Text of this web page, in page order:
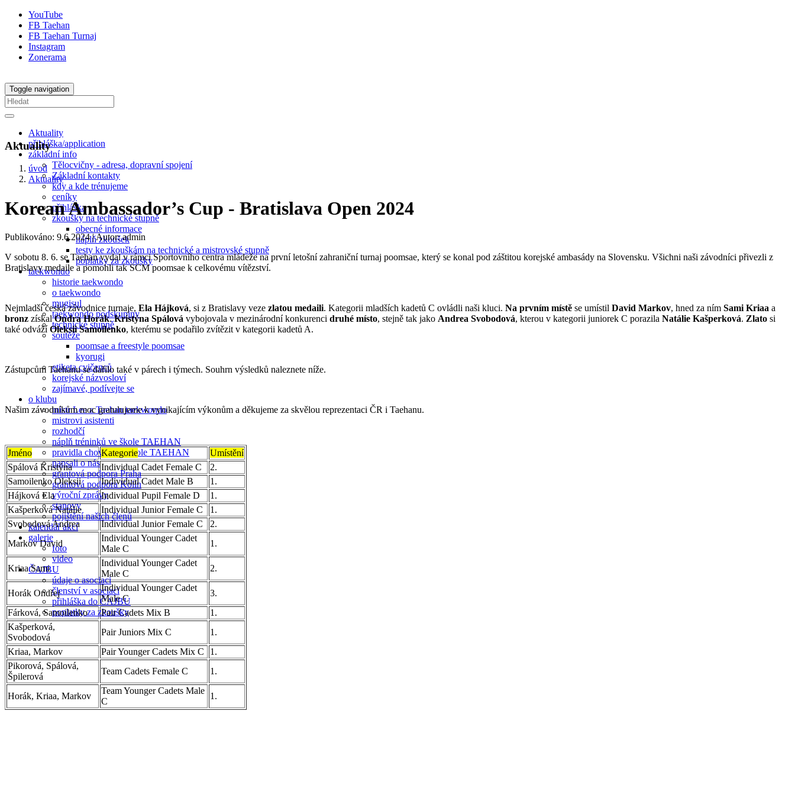
YouTube
FB Taehan
FB Taehan Turnaj
Instagram
Zonerama
Toggle navigation
Aktuality
přihláška/application
základní info
Tělocvičny - adresa, dopravní spojení
Základní kontakty
kdy a kde trénujeme
ceníky
přihláška
zkoušky na technické stupně
obecné informace
náplň zkoušek
testy ke zkouškám na technické a mistrovské stupně
poplatky za zkoušky
taekwondo
historie taekwondo
o taekwondo
mugisul
taekwondo podskupiny
technické stupně
soutěže
poomsae a freestyle poomsae
kyorugi
etiketa cvičenců
korejské názvosloví
zajímavé, podívejte se
o klubu
mistr Lee a Taehan taekwondo
mistrovi asistenti
rozhodčí
náplň tréninků ve škole TAEHAN
pravidla chování ve škole TAEHAN
napsali o nás
grantová podpora Praha
grantová podpora Kolín
výroční zprávy
stanovy
pojištění našich členů
kalendář akcí
galerie
foto
video
ČAJBU
údaje o asociaci
členství v asociaci
přihláška do ČAJBU
poplatky za zkoušky
Aktuality
úvod
Aktuality
Korean Ambassador’s Cup - Bratislava Open 2024
Publikováno: 9.6.2024| Autor: admin
V sobotu 8. 6. se Taehan vydal v rámci Sportovního centra mládeže na první letošní zahraniční turnaj poomsae, který se konal pod záštitou korejské ambasády na Slovensku. Všichni naši závodníci přivezli z
Bratislavy medaile a pomohli tak SCM poomsae k celkovému vítězství.
Nejmladší česká závodnice turnaje, Ela Hájková, si z Bratislavy veze zlatou medaili. Kategorii mladších kadetů C ovládli naši kluci. Na prvním místě se umístil David Markov, hned za ním Sami Kriaa a
bronz získalOndra Horák.Kristýna Spálová vybojovala v mezinárodní konkurenci druhé místo, stejně tak jako Andrea Svobodová, kterou v kategorii juniorek C porazila Natálie Kašperková. Zlato si
také odvážíOleksii Samoilenko, kterému se podařilo zvítězit v kategorii kadetů A.
Zástupcům Taehanu se dařilo také v párech i týmech. Souhrn výsledků naleznete níže.
Našim závodníkům moc gratulujeme k vynikajícím výkonům a děkujeme za skvělou reprezentaci ČR i Taehanu.
Jméno Kategorie
Umístění
Spálová Kristýna
Individual Cadet Female C
2.
Samoilenko Oleksii
Individual Cadet Male B
1.
Hájková Ela
Individual Pupil Female D
1.
Kašperková Natálie
Individual Junior Female C
1.
Svobodová Andrea
Individual Junior Female C
2.
Markov David
Individual Younger Cadet
Male C
1.
Kriaa Sami
Individual Younger Cadet
Male C
2.
Horák Ondřej
Individual Younger Cadet
Male C
3.
Fárková, Samoilenko
Pair Cadets Mix B
1.
Kašperková,
Svobodová
Pair Juniors Mix C
1.
Kriaa, Markov
Pair Younger Cadets Mix C
1.
Pikorová, Spálová,
Špilerová
Team Cadets Female C 1.
Horák, Kriaa, Markov
Team Younger Cadets Male
C
1.